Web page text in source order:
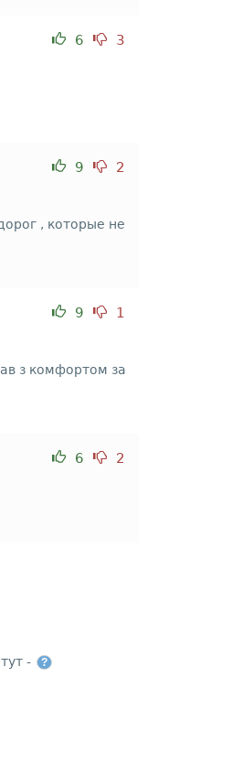
6 3
9 2
, которые не
9 1
з комфортом за
6 2
- ?